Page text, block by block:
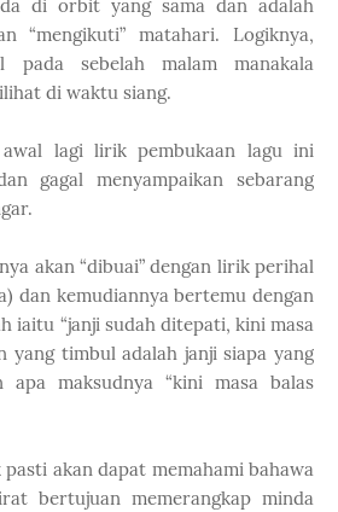
di orbit yang sama dan adalah
“mengikuti” matahari. Logiknya,
pada sebelah malam manakala
di waktu siang.
lagi lirik pembukaan lagu ini
gagal menyampaikan sebarang
akan “dibuai” dengan lirik perihal
dan kemudiannya bertemu dengan
iaitu “janji sudah ditepati, kini masa
yang timbul adalah janji siapa yang
apa maksudnya “kini masa balas
pasti akan dapat memahami bahawa
bertujuan memerangkap minda